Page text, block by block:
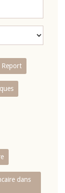
Report
dans